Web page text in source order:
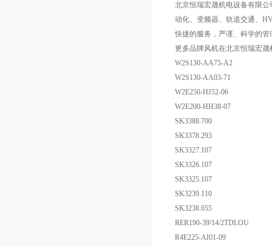
北京恒瑞宏晟机电设备有限
动化、变频器、轨道交通、
快捷的服务，严谨、科学的
更多品牌风机在北京恒瑞宏
W2S130-AA75-A2
W2S130-AA03-71
W2E250-HJ52-06
W2E200-HH38-07
SK3388.700
SK3378.293
SK3327.107
SK3326.107
SK3325.107
SK3239.110
SK3238.055
RER190-39/14/2TDLOU
R4E225-AI01-09